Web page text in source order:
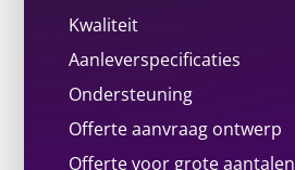
Kwaliteit
Aanleverspecificaties
Ondersteuning
Offerte aanvraag ontwerp
Offerte voor grote aantalen